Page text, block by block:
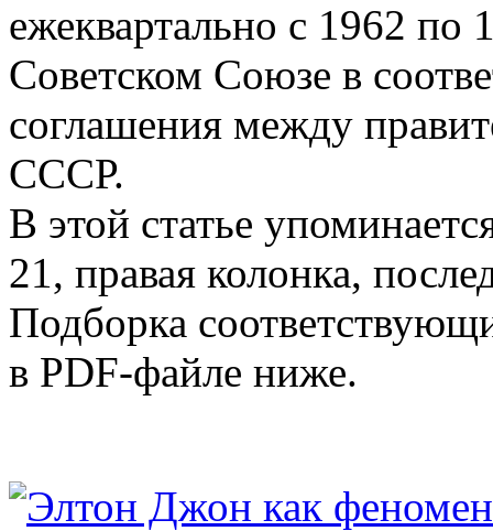
ежеквартально с 1962 по
Советском Союзе в
соглашения между
СССР.
В этой статье
21, правая колонка,
Подборка
в PDF-файле ниже.